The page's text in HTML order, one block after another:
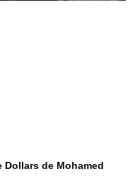
de Mohamed